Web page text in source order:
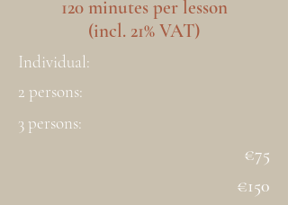
120 minutes per lesson
(incl. 21% VAT)
Individual:
2 persons:
3 persons:
€75
€150